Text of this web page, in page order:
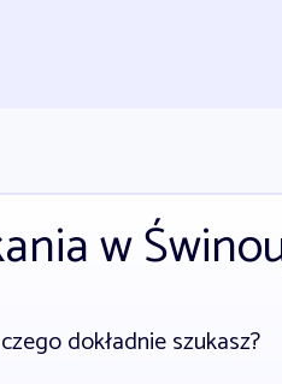
w
dokładnie szukasz?